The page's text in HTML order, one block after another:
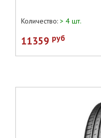
Количество: > 4 шт.
11359 руб